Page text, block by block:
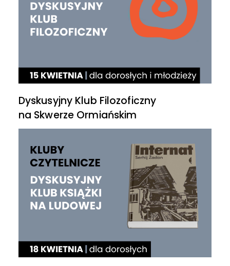
Dyskusyjny Klub Filozoficzny
na Skwerze Ormiańskim